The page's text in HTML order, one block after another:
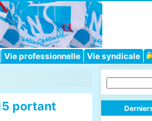
Vie professionnelle Vie syndicale
portant